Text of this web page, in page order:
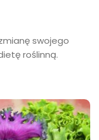
swojego
roślinną.